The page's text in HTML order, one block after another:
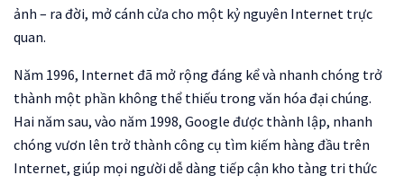
ảnh – ra đời, mở cánh cửa cho một kỷ nguyên Internet trực
quan.
Năm 1996, Internet đã mở rộng đáng kể và nhanh chóng trở
thành một phần không thể thiếu trong văn hóa đại chúng.
Hai năm sau, vào năm 1998, Google được thành lập, nhanh
chóng vươn lên trở thành công cụ tìm kiếm hàng đầu trên
Internet, giúp mọi người dễ dàng tiếp cận kho tàng tri thức